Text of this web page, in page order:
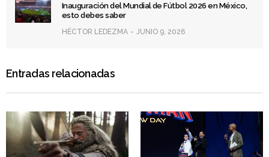
Inauguración del Mundial de Fútbol 2026 en México,
esto debes saber
HÉCTOR LEDEZMA JUNIO 9, 2026
Entradas relacionadas